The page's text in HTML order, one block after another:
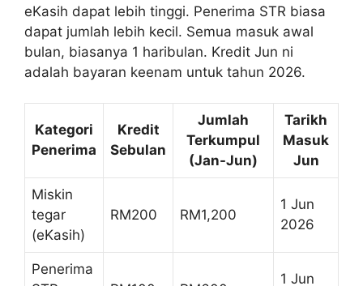
eKasih dapat lebih tinggi. Penerima STR biasa
dapat jumlah lebih kecil. Semua masuk awal
bulan, biasanya 1 haribulan. Kredit Jun ni
adalah bayaran keenam untuk tahun 2026.
Kategori
Penerima
Kredit
Sebulan
Jumlah
Terkumpul
(Jan-Jun)
Tarikh
Masuk
Jun
Miskin
tegar
(eKasih)
RM200 RM1,200
1 Jun
2026
Penerima
1 Jun